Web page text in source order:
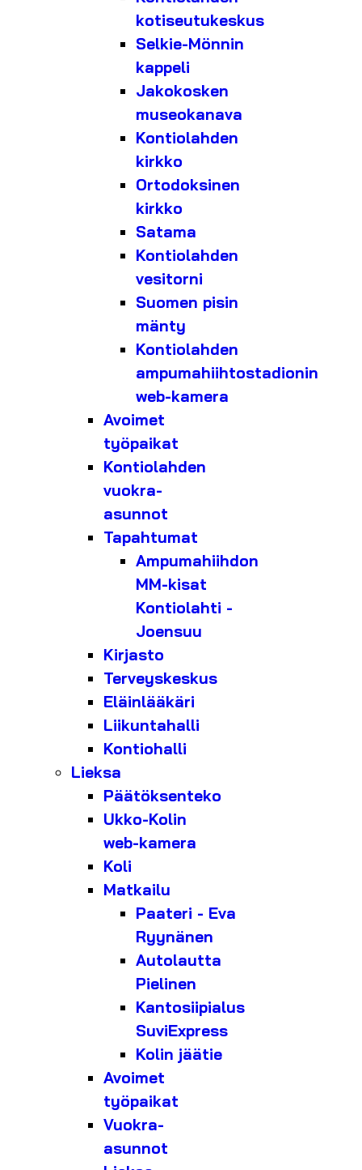
kotiseutukeskus
Selkie-Mönnin
kappeli
Jakokosken
museokanava
Kontiolahden
kirkko
Ortodoksinen
kirkko
Satama
Kontiolahden
vesitorni
Suomen pisin
mänty
Kontiolahden
ampumahiihtostadionin
web-kamera
Avoimet
työpaikat
Kontiolahden
vuokra-
asunnot
Tapahtumat
Ampumahiihdon
MM-kisat
Kontiolahti -
Joensuu
Kirjasto
Terveyskeskus
Eläinlääkäri
Liikuntahalli
Kontiohalli
Lieksa
Päätöksenteko
Ukko-Kolin
web-kamera
Koli
Matkailu
Paateri - Eva
Ryynänen
Autolautta
Pielinen
Kantosiipialus
SuviExpress
Kolin jäätie
Avoimet
työpaikat
Vuokra-
asunnot